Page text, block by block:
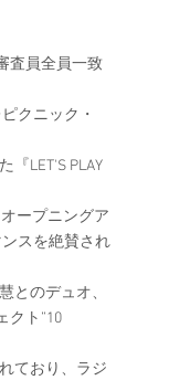
査員全員一致
クニック・
LET'S PLAY
オープニングア
スを絶賛され
とのデュオ、
クト”10
ており、ラジ